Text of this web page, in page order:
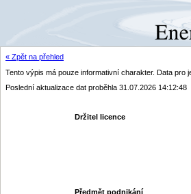
« Zpět na přehled
Tento výpis má pouze informativní charakter. Data
Poslední aktualizace dat proběhla 31.07.2026 14:12:48
Držitel licence
Předmět podnikání